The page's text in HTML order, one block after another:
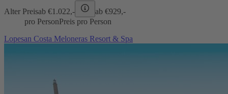
Alter Preisab €1.022,- ab €929,-
pro PersonPreis pro Person
Lopesan Costa Meloneras Resort & Spa